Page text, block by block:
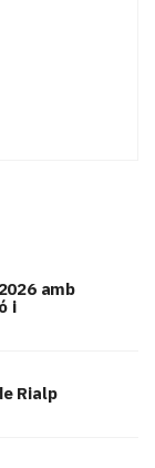
amb
i
Rialp